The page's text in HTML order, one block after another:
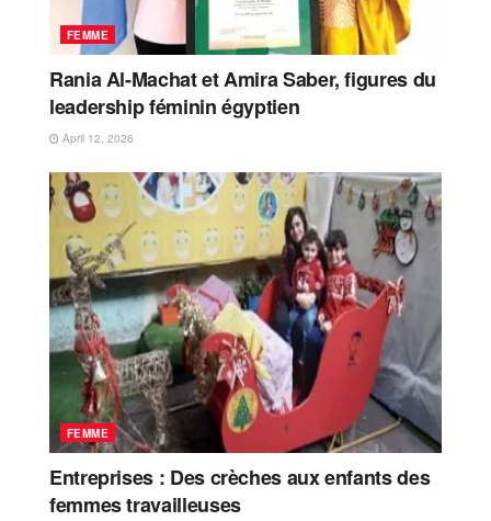
FEMME
Rania Al-Machat et Amira Saber, figures du
leadership féminin égyptien
April 12, 2026
FEMME
Entreprises : Des crèches aux enfants des
femmes travailleuses